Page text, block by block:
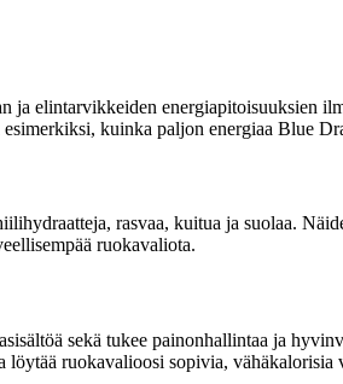
ja elintarvikkeiden energiapitoisuuksien
kuinka paljon energiaa Blue
rasvaa, kuitua ja suolaa.
ruokavaliota.
sekä tukee painonhallintaa ja
ruokavalioosi sopivia, vähäkalorisia